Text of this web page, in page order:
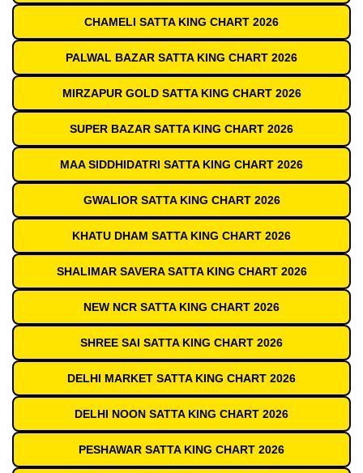
CHAMELI SATTA KING CHART 2026
PALWAL BAZAR SATTA KING CHART 2026
MIRZAPUR GOLD SATTA KING CHART 2026
SUPER BAZAR SATTA KING CHART 2026
MAA SIDDHIDATRI SATTA KING CHART 2026
GWALIOR SATTA KING CHART 2026
KHATU DHAM SATTA KING CHART 2026
SHALIMAR SAVERA SATTA KING CHART 2026
NEW NCR SATTA KING CHART 2026
SHREE SAI SATTA KING CHART 2026
DELHI MARKET SATTA KING CHART 2026
DELHI NOON SATTA KING CHART 2026
PESHAWAR SATTA KING CHART 2026